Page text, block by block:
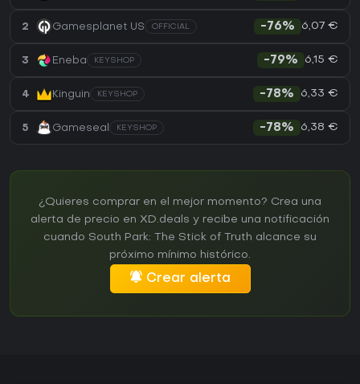
2 Gamesplanet US OFFICIAL -76% 6,07 €
3 Eneba KEYSHOP -79% 6,15 €
4 Kinguin KEYSHOP -78% 6,33 €
5 Gameseal KEYSHOP -78% 6,38 €
¿Quieres comprar en el mejor momento? Crea una
alerta de precio en XD.deals y recibe una notificación
cuando South Park: The Stick of Truth alcance su
próximo mínimo histórico.
Crear alerta